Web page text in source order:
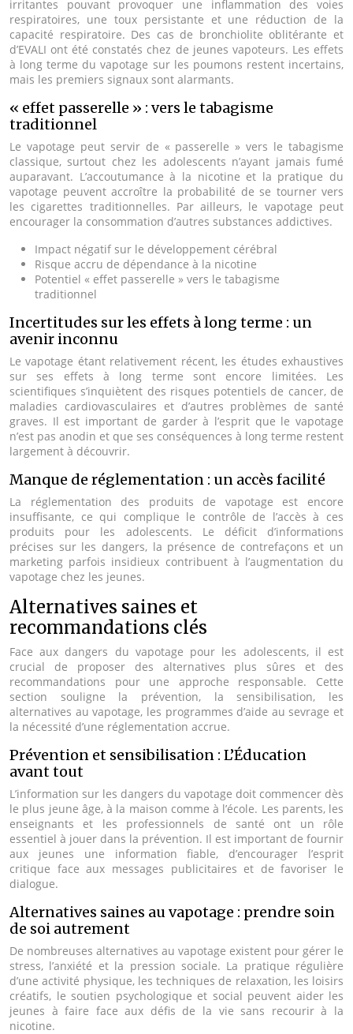
irritantes pouvant provoquer une inflammation des voies
respiratoires, une toux persistante et une réduction de la
capacité respiratoire. Des cas de bronchiolite oblitérante et
d’EVALI ont été constatés chez de jeunes vapoteurs. Les effets
à long terme du vapotage sur les poumons restent incertains,
mais les premiers signaux sont alarmants.
« effet passerelle » : vers le tabagisme
traditionnel
Le vapotage peut servir de « passerelle » vers le tabagisme
classique, surtout chez les adolescents n’ayant jamais fumé
auparavant. L’accoutumance à la nicotine et la pratique du
vapotage peuvent accroître la probabilité de se tourner vers
les cigarettes traditionnelles. Par ailleurs, le vapotage peut
encourager la consommation d’autres substances addictives.
Impact négatif sur le développement cérébral
Risque accru de dépendance à la nicotine
Potentiel « effet passerelle » vers le tabagisme
traditionnel
Incertitudes sur les effets à long terme : un
avenir inconnu
Le vapotage étant relativement récent, les études exhaustives
sur ses effets à long terme sont encore limitées. Les
scientifiques s’inquiètent des risques potentiels de cancer, de
maladies cardiovasculaires et d’autres problèmes de santé
graves. Il est important de garder à l’esprit que le vapotage
n’est pas anodin et que ses conséquences à long terme restent
largement à découvrir.
Manque de réglementation : un accès facilité
La réglementation des produits de vapotage est encore
insuffisante, ce qui complique le contrôle de l’accès à ces
produits pour les adolescents. Le déficit d’informations
précises sur les dangers, la présence de contrefaçons et un
marketing parfois insidieux contribuent à l’augmentation du
vapotage chez les jeunes.
Alternatives saines et
recommandations clés
Face aux dangers du vapotage pour les adolescents, il est
crucial de proposer des alternatives plus sûres et des
recommandations pour une approche responsable. Cette
section souligne la prévention, la sensibilisation, les
alternatives au vapotage, les programmes d’aide au sevrage et
la nécessité d’une réglementation accrue.
Prévention et sensibilisation : L’Éducation
avant tout
L’information sur les dangers du vapotage doit commencer dès
le plus jeune âge, à la maison comme à l’école. Les parents, les
enseignants et les professionnels de santé ont un rôle
essentiel à jouer dans la prévention. Il est important de fournir
aux jeunes une information fiable, d’encourager l’esprit
critique face aux messages publicitaires et de favoriser le
dialogue.
Alternatives saines au vapotage : prendre soin
de soi autrement
De nombreuses alternatives au vapotage existent pour gérer le
stress, l’anxiété et la pression sociale. La pratique régulière
d’une activité physique, les techniques de relaxation, les loisirs
créatifs, le soutien psychologique et social peuvent aider les
jeunes à faire face aux défis de la vie sans recourir à la
nicotine.